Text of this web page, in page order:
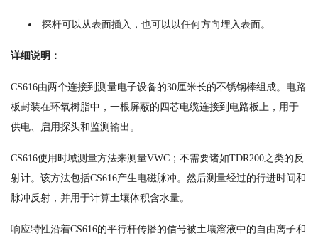
探杆可以从表面插入，也可以以任何方向埋入表面。
详细说明：
CS616由两个连接到测量电子设备的30厘米长的不锈钢棒组成。电路
板封装在环氧树脂中，一根屏蔽的四芯电缆连接到电路板上，用于
供电、启用探头和监测输出。
CS616使用时域测量方法来测量VWC；不需要诸如TDR200之类的反
射计。该方法包括CS616产生电磁脉冲。然后测量经过的行进时间和
脉冲反射，并用于计算土壤体积含水量。
响应特性沿着CS616的平行杆传播的信号被土壤溶液中的自由离子和